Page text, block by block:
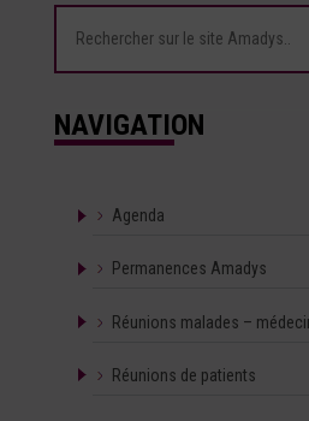
NAVIGATION
Agenda
Permanences Amadys
Réunions malades –
Réunions de patients